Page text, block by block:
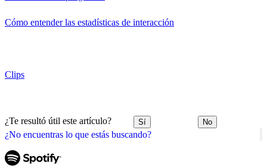
¿No encuentras lo que estás buscando?
Cómo entender las estadísticas de interacción
Clips
¿Te resultó útil este artículo? Sí No